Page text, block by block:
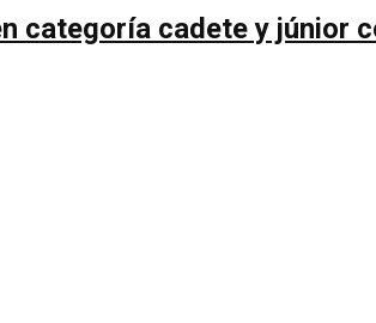
categoría cadete y júnior